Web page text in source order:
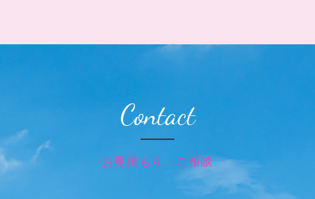
Contact
お見積もり・ご相談